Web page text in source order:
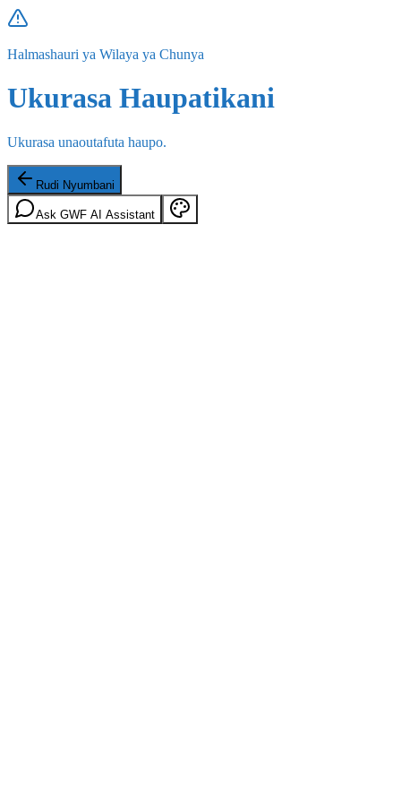
Halmashauri ya Wilaya ya Chunya
Ukurasa Haupatikani
Ukurasa unaoutafuta haupo.
Rudi Nyumbani
Ask GWF AI Assistant